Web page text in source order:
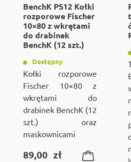
BenchK PS12 Kołki
rozporowe Fischer
10×80 z wkrętami
do drabinek
BenchK (12 szt.)
Dostępny
Kołki rozporowe
Fischer 10×80 z
wkrętami do
drabinek BenchK (12
szt.) oraz
maskownicami
89,00 zł